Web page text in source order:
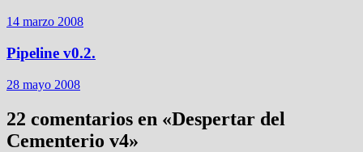
14 marzo 2008
Pipeline v0.2.
28 mayo 2008
22 comentarios en «Despertar del
Cementerio v4»